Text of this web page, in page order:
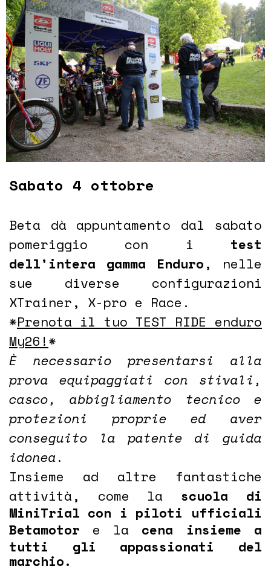
Sabato 4 ottobre
Beta dà appuntamento dal sabato
pomeriggio con i test
dell’intera gamma Enduro, nelle
sue diverse configurazioni
XTrainer, X-pro e Race.
*Prenota il tuo TEST RIDE enduro
My26!*
È necessario presentarsi alla
prova equipaggiati con stivali,
casco, abbigliamento tecnico e
protezioni proprie ed aver
conseguito la patente di guida
idonea.
Insieme ad altre fantastiche
attività, come la scuola di
MiniTrial con i piloti ufficiali
Betamotor e la cena insieme a
tutti gli appassionati del
marchio.